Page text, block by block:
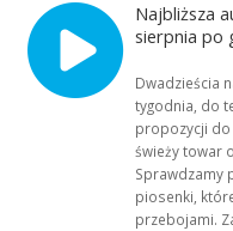
Najbliższa
sierpnia po
Dwadzieścia
tygodnia, do
propozycji do
świeży towar
Sprawdzamy
piosenki,
przebojami.